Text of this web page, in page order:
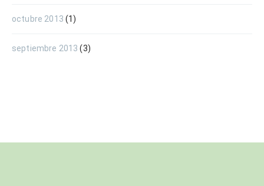
octubre 2013 (1)
septiembre 2013 (3)